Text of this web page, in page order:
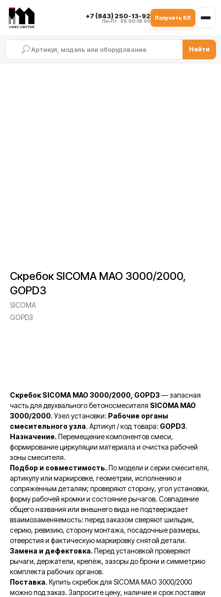
+7 (843) 250-13-92
Пн–Пт · 09:00–18:00
Получить КП
Найти
Скребок SICOMA MAO 3000/2000,
GOPD3
SICOMA
GOPD3
Скребок SICOMA MAO 3000/2000, GOPD3 — запасная
часть для двухвального бетоносмесителя SICOMA MAO
3000/2000. Узел установки: Рабочие органы
смесительного узла. Артикул / код товара: GOPD3.
Назначение. Перемещение компонентов смеси,
формирование циркуляции материала и очистка рабочей
зоны смесителя.
Подбор и совместимость. По модели и серии смесителя,
артикулу или маркировке, геометрии, исполнению и
сопряжённым деталям; проверяют сторону, угол установки,
форму рабочей кромки и состояние рычагов. Совпадение
общего названия или внешнего вида не подтверждает
взаимозаменяемость: перед заказом сверяют шильдик,
серию, ревизию, сторону монтажа, посадочные размеры,
отверстия и фактическую маркировку снятой детали.
Замена и дефектовка. Перед установкой проверяют
рычаги, держатели, крепёж, зазоры до брони и симметрию
комплекта рабочих органов.
Поставка. Купить скребок для SICOMA MAO 3000/2000
можно под заказ. Запросите цену, наличие и срок поставки